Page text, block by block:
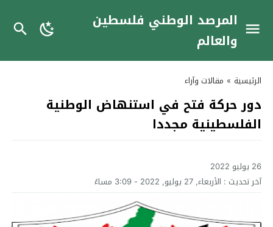
المرصد الوطني فلسطين
والعالم
الرئيسية » مقالات وآراء
دور حركة فتح في استنهاض الوطنية
الفلسطينية مجددا
26 يوليو 2022
آخر تحديث : الأربعاء, 27 يوليو, 2022 - 3:09 مساءً